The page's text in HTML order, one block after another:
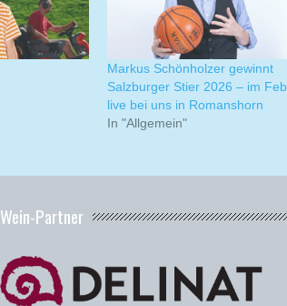
Markus Schönholzer gewinnt
Salzburger Stier 2026 – im
live bei uns in Romanshorn
In "Allgemein"
Wein-Partner